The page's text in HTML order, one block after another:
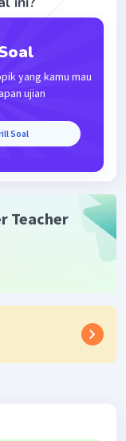
sec
yang kamu mau
ujian
Soal
Teacher